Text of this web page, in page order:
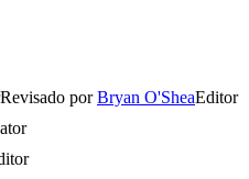
Revisado porBryan O'SheaEditor